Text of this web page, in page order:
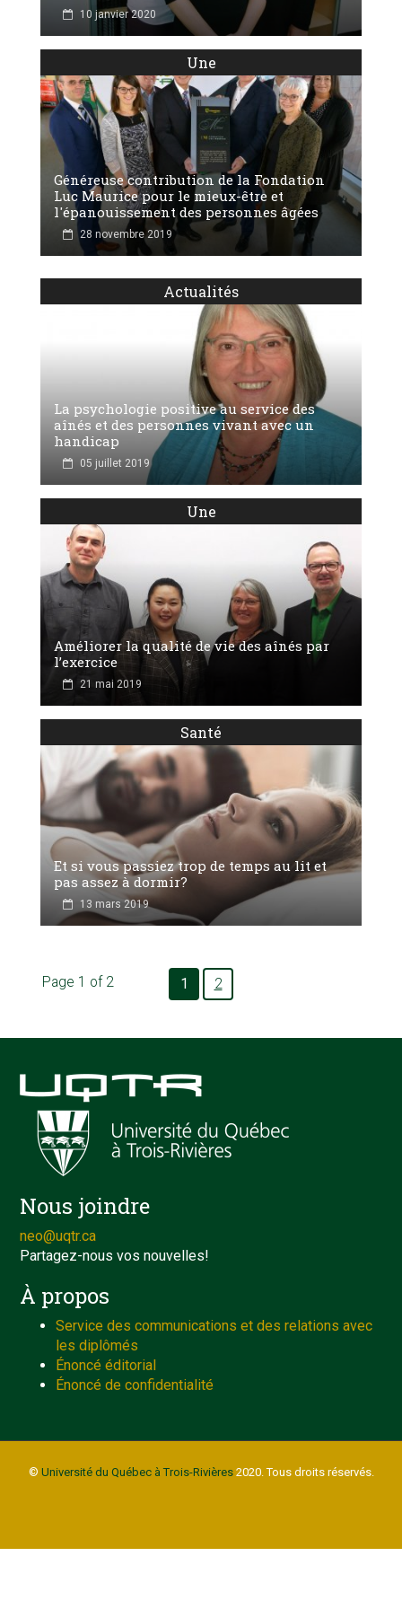
10 janvier 2020
Une
Généreuse contribution de la Fondation
Luc Maurice pour le mieux-être et
l'épanouissement des personnes âgées
28 novembre 2019
Actualités
La psychologie positive au service des
aînés et des personnes vivant avec un
handicap
05 juillet 2019
Une
Améliorer la qualité de vie des aînés par
l’exercice
21 mai 2019
Santé
Et si vous passiez trop de temps au lit et
pas assez à dormir?
13 mars 2019
Page 1 of 2 1 2
Nous joindre
neo@uqtr.ca
Partagez-nous vos nouvelles!
À propos
Service des communications et des relations avec
les diplômés
Énoncé éditorial
Énoncé de confidentialité
© Université du Québec à Trois-Rivières2020. Tous droits réservés.